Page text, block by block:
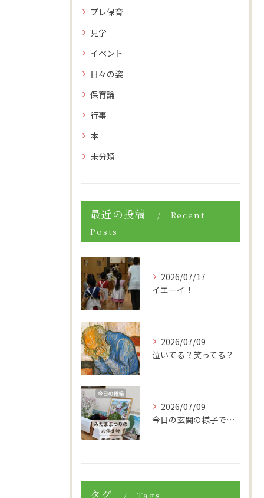
プレ保育
見学
イベント
日々の姿
保育論
行事
本
未分類
最近の投稿
Recent
Posts
2026/07/17
イエーイ！
2026/07/09
泣いてる？笑ってる？
2026/07/09
今日の玄関の様子です。
タグ Tags